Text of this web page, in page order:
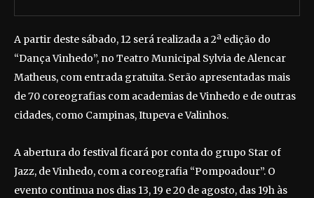
A partir deste sábado, 12 será realizada a 2ª edição do
“Dança Vinhedo”, no Teatro Municipal Sylvia de Alencar
Matheus, com entrada gratuita. Serão apresentadas mais
de 70 coreografias com academias de Vinhedo e de outras
cidades, como Campinas, Itupeva e Valinhos.
A abertura do festival ficará por conta do grupo Star of
Jazz, de Vinhedo, com a coreografia “Pompoadour”. O
evento continua nos dias 13, 19 e 20 de agosto, das 19h às